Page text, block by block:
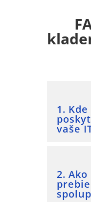
1. Kde
vaše
2. Ako